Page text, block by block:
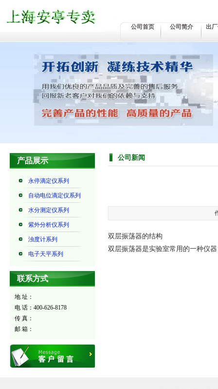
公司首页 公司简介 出
产品展示
永停滴定仪系列
自动电位滴定仪系列
水分测定仪系列
紫外分析仪系列
浊度计系列
电子天平系列
联系方式
地 址：
电 话：400-626-8178
传 真：
邮 箱：
公司新闻
双层振荡器的结构
双层振荡器是实验室常用的一种仪